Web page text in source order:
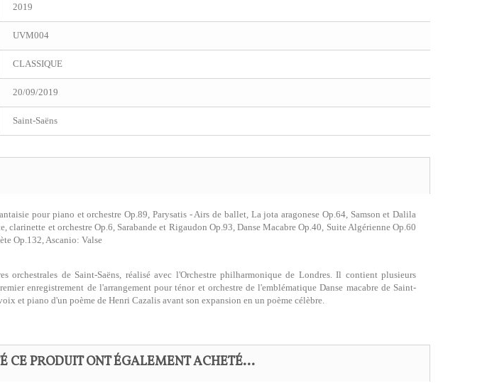
2019
UVM004
CLASSIQUE
20/09/2019
Saint-Saëns
pour piano et orchestre Op.89, Parysatis - Airs de ballet, La jota aragonese Op.64, Samson et Dalila
clarinette et orchestre Op.6, Sarabande et Rigaudon Op.93, Danse Macabre Op.40, Suite Algérienne Op.60
Op.132, Ascanio: Valse
orchestrales de Saint-Saëns, réalisé avec l'Orchestre philharmonique de Londres. Il contient plusieurs
enregistrement de l'arrangement pour ténor et orchestre de l'emblématique Danse macabre de Saint-
et piano d'un poème de Henri Cazalis avant son expansion en un poème célèbre.
CE PRODUIT ONT ÉGALEMENT ACHETÉ...